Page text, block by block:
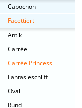
Cabochon
Facettiert
Antik
Carrée
Carrée Princess
Fantasieschliff
Oval
Rund